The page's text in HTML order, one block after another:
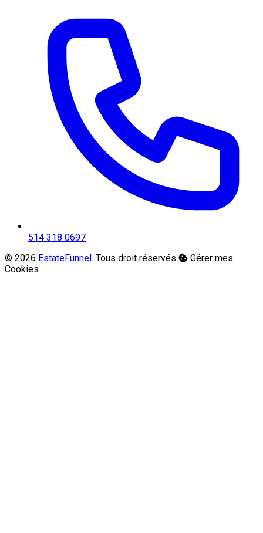
514 318 0697
© 2026 EstateFunnel. Tous droit réservés
Gérer mes
Cookies